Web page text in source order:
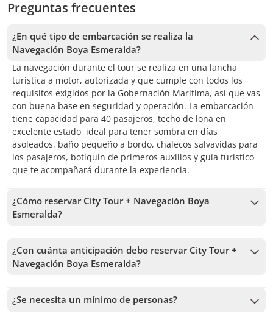
Preguntas frecuentes
¿En qué tipo de embarcación se realiza la
Navegación Boya Esmeralda?
La navegación durante el tour se realiza en una lancha
turística a motor, autorizada y que cumple con todos los
requisitos exigidos por la Gobernación Marítima, así que vas
con buena base en seguridad y operación. La embarcación
tiene capacidad para 40 pasajeros, techo de lona en
excelente estado, ideal para tener sombra en días
asoleados, baño pequeño a bordo, chalecos salvavidas para
los pasajeros, botiquín de primeros auxilios y guía turístico
que te acompañará durante la experiencia.
¿Cómo reservar City Tour + Navegación Boya
Esmeralda?
elegir la fecha y seguir los pasos en el sitio web. En el carrito
podrás agregar más tours antes de confirmar tu reserva.
¿Con cuánta anticipación debo reservar City Tour +
Navegación Boya Esmeralda?
disponibilidad. Por lo tanto, recomendamos reservar con la
mayor anticipación posible para asegurar los cupos.
¿Se necesita un mínimo de personas?